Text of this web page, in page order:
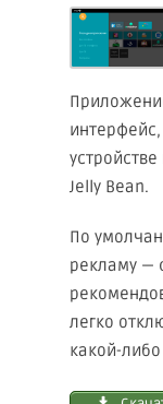
Jelly Bean.
По
рекламу —
легко
какой-